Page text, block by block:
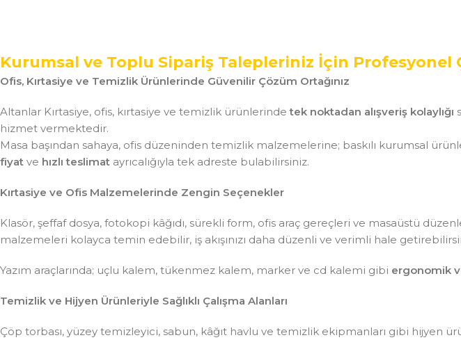
Kurumsal ve Toplu Sipariş Talepleriniz İçin Profesyonel
Ofis, Kırtasiye ve Temizlik Ürünlerinde Güvenilir Çözüm Ortağınız
Altanlar Kırtasiye, ofis, kırtasiye ve temizlik ürünlerindetek noktadan alışveriş kolaylığı
hizmet vermektedir.
Masa başından sahaya, ofis düzeninden temizlik malzemelerine; baskılı kurumsal
fiyat ve hızlı teslimat ayrıcalığıyla tek adreste bulabilirsiniz.
Kırtasiye ve Ofis Malzemelerinde Zengin Seçenekler
Klasör, şeffaf dosya, fotokopi kâğıdı, sürekli form, ofis araç gereçleri ve masaüstü
malzemeleri kolayca temin edebilir, iş akışınızı daha düzenli ve verimli hale
Yazım araçlarında; uçlu kalem, tükenmez kalem, marker ve cd kalemi gibi ergonomik
Temizlik ve Hijyen Ürünleriyle Sağlıklı Çalışma Alanları
Çöp torbası, yüzey temizleyici, sabun, kâğıt havlu ve temizlik ekipmanları gibi hijyen